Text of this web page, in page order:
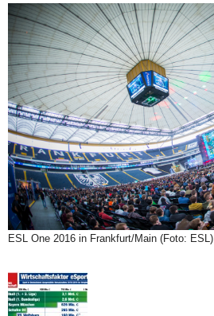
ESL One 2016 in Frankfurt/Main (Foto: ESL)